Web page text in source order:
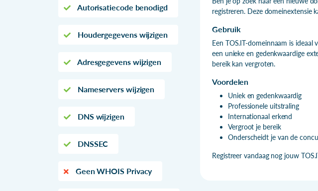
Autorisatiecode benodigd
Houdergegevens wijzigen
Adresgegevens wijzigen
Nameservers wijzigen
DNS wijzigen
DNSSEC
Geen WHOIS Privacy
registreren. Deze domeinextensie
Gebruik
Een TOS.IT-domeinnaam is
een unieke en gedenkwaardige
bereik kan vergroten.
Voordelen
Uniek en gedenkwaardig
Professionele uitstraling
Internationaal erkend
Vergroot je bereik
Onderscheidt je van de
Registreer vandaag nog jouw